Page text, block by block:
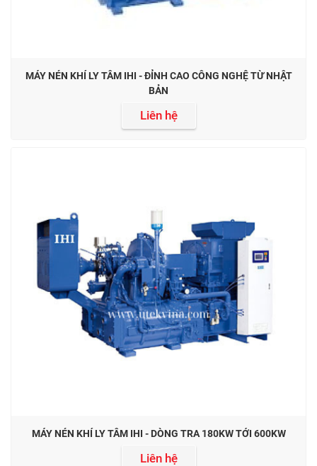
MÁY NÉN KHÍ LY TÂM IHI - ĐỈNH CAO CÔNG NGHỆ TỪ NHẬT
BẢN
Liên hệ
MÁY NÉN KHÍ LY TÂM IHI - DÒNG TRA 180KW TỚI 600KW
Liên hệ